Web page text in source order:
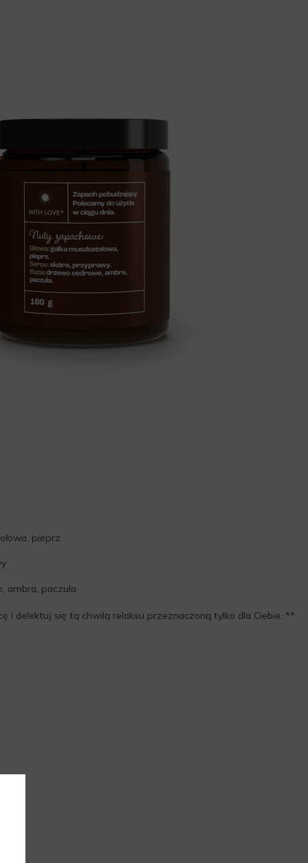
pieprz
ambra, paczula
i delektuj się tą chwilą relaksu przeznaczoną tylko dla Ciebie. **